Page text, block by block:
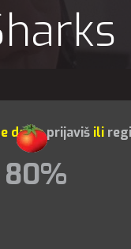
da seprijaviš ili
80%